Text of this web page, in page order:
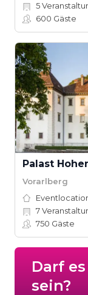
5
600 Gäste
Palast
Vorarlberg
7
750 Gäste
Darf
sein?